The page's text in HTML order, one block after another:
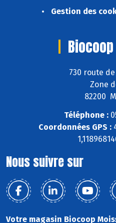
Gestion des
730 route
Zone
82200
Téléphone :
Coordonnées GPS :
Nous suivre sur
Votre magasin Biocoop